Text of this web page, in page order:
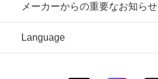
メーカーからの重要なお知らせ
Language